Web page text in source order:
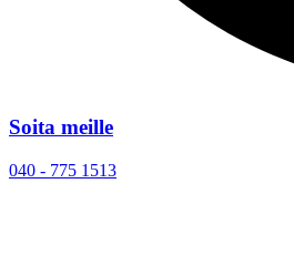
Soita meille
040 - 775 1513